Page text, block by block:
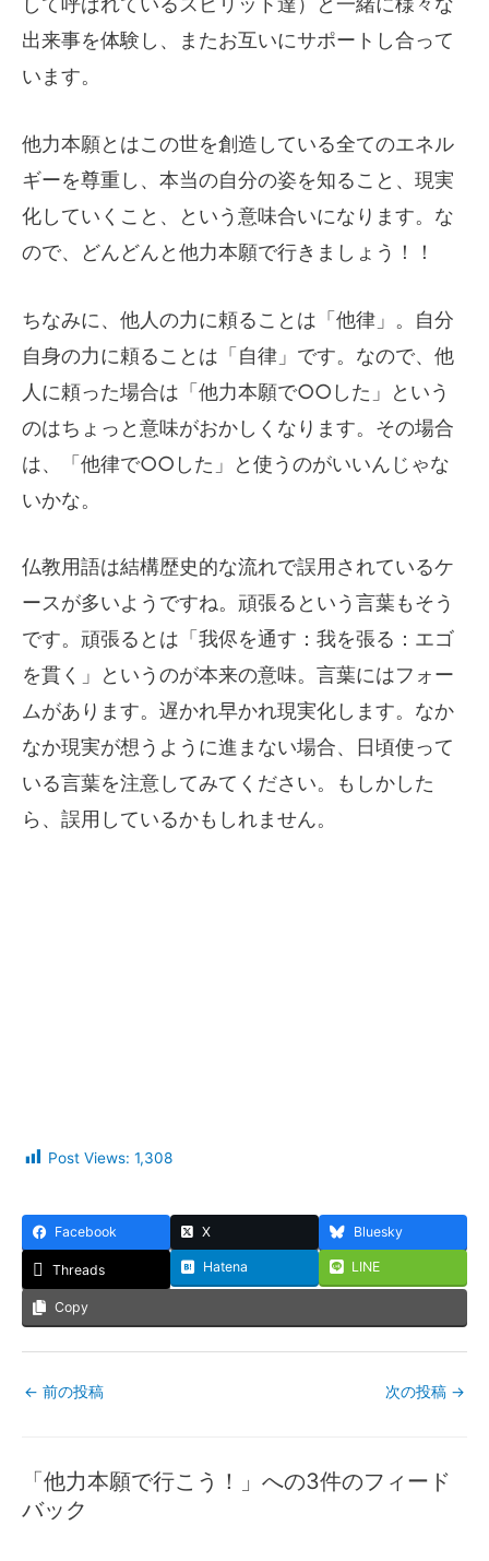
出来事を体験し、またお互いにサポートし合って
います。
他力本願とはこの世を創造している全てのエネル
ギーを尊重し、本当の自分の姿を知ること、現実
化していくこと、という意味合いになります。な
ので、どんどんと他力本願で行きましょう！！
ちなみに、他人の力に頼ることは「他律」。自分
自身の力に頼ることは「自律」です。なので、他
人に頼った場合は「他力本願で○○した」という
のはちょっと意味がおかしくなります。その場合
は、「他律で○○した」と使うのがいいんじゃな
いかな。
仏教用語は結構歴史的な流れで誤用されているケ
ースが多いようですね。頑張るという言葉もそう
です。頑張るとは「我侭を通す：我を張る：エゴ
を貫く」というのが本来の意味。言葉にはフォー
ムがあります。遅かれ早かれ現実化します。なか
なか現実が想うように進まない場合、日頃使って
いる言葉を注意してみてください。もしかした
ら、誤用しているかもしれません。
Post Views: 1,308
Facebook X Bluesky
Threads Hatena LINE
Copy
← 前の投稿 次の投稿 →
「他力本願で行こう！」への3件のフィード
バック